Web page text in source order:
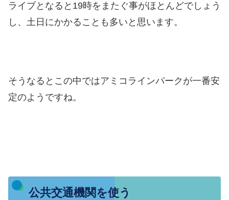
ライブとなると19時をまたぐ事がほとんどでしょう
し、土日にかかることも多いと思います。
そうなるとこの中ではアミコラインパークが一番安
定のようですね。
公共交通機関を使う